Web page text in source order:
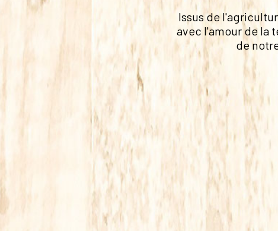
Issus de
avec l'amour de la
de